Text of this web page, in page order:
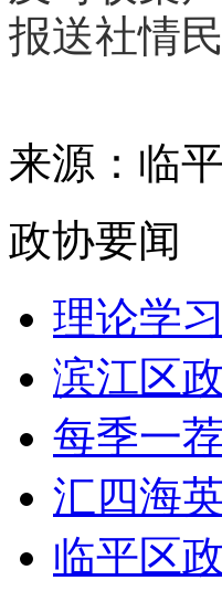
报送社情
来源：临
政协要闻
理论学
滨江区
每季一
汇四海
临平区